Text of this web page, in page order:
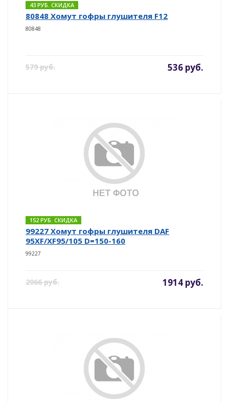
43 РУБ. СКИДКА
80848 Хомут гофры глушителя F12
80848
579 руб. 536 руб.
152 РУБ. СКИДКА
99227 Хомут гофры глушителя DAF
95XF/XF95/105 D=150-160
99227
2066 руб. 1914 руб.